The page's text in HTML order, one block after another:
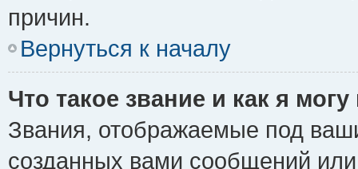
причин.
Вернуться к началу
Что такое звание и как я
Звания, отображаемые под
созданных вами сообщений